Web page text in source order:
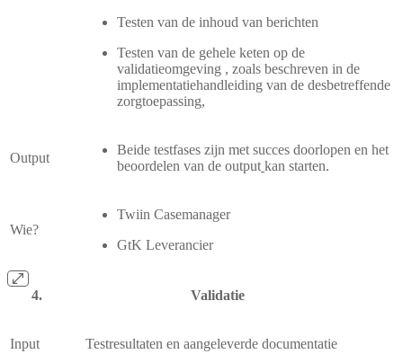
Testen van de inhoud van berichten
Testen van de gehele keten op de
validatieomgeving , zoals beschreven in de
implementatiehandleiding van de desbetreffende
zorgtoepassing,
Output
Beide testfases zijn met succes doorlopen en het
beoordelen van de output kan starten.
Wie?
Twiin Casemanager
GtK Leverancier
Validatie
Input Testresultaten en aangeleverde documentatie